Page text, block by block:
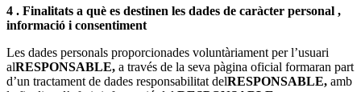
4 . Finalitats a què es destinen les dades de caràcter personal ,
informació i consentiment
Les dades personals proporcionades voluntàriament per l’usuari
alRESPONSABLE, a través de la seva pàgina oficial formaran part
d’un tractament de dades responsabilitat delRESPONSABLE, amb